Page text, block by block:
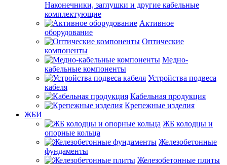
Наконечники, заглушки и другие кабельные
комплектующие
Активное
оборудование
Оптические
компоненты
Медно-
кабельные компоненты
Устройства подвеса
кабеля
Кабельная продукция
Крепежные изделия
ЖБИ
ЖБ колодцы и
опорные кольца
Железобетонные
фундаменты
Железобетонные плиты